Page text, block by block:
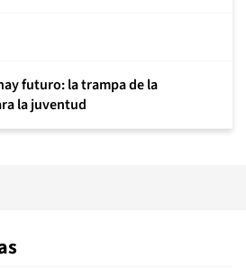
futuro: la trampa de la
la juventud